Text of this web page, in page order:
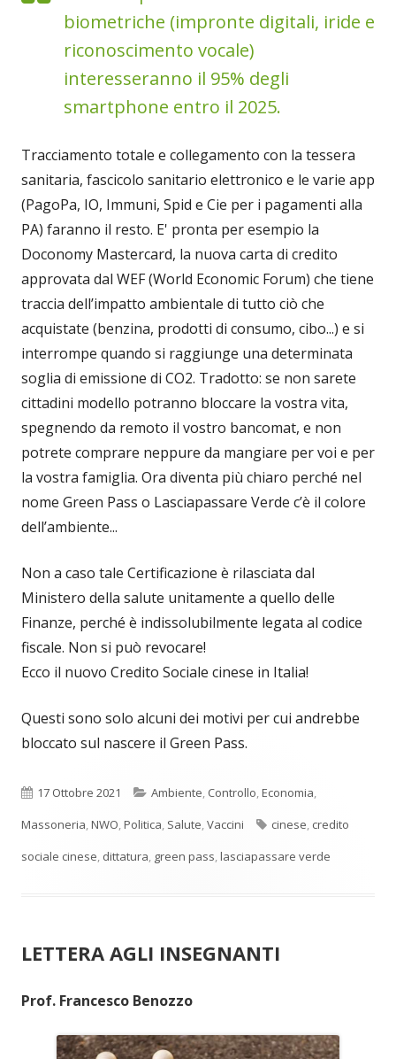
biometriche (impronte digitali, iride e
riconoscimento vocale)
interesseranno il 95% degli
smartphone entro il 2025.
Tracciamento totale e collegamento con la tessera
sanitaria, fascicolo sanitario elettronico e le varie app
(PagoPa, IO, Immuni, Spid e Cie per i pagamenti alla
PA) faranno il resto. E' pronta per esempio la
Doconomy Mastercard, la nuova carta di credito
approvata dal WEF (World Economic Forum) che tiene
traccia dell’impatto ambientale di tutto ciò che
acquistate (benzina, prodotti di consumo, cibo...) e si
interrompe quando si raggiunge una determinata
soglia di emissione di CO2. Tradotto: se non sarete
cittadini modello potranno bloccare la vostra vita,
spegnendo da remoto il vostro bancomat, e non
potrete comprare neppure da mangiare per voi e per
la vostra famiglia. Ora diventa più chiaro perché nel
nome Green Pass o Lasciapassare Verde c’è il colore
dell’ambiente...
Non a caso tale Certificazione è rilasciata dal
Ministero della salute unitamente a quello delle
Finanze, perché è indissolubilmente legata al codice
fiscale. Non si può revocare!
Ecco il nuovo Credito Sociale cinese in Italia!
Questi sono solo alcuni dei motivi per cui andrebbe
bloccato sul nascere il Green Pass.
Pubblicato
17 Ottobre 2021 Categorie
Ambiente, Controllo,Economia,
Massoneria,NWO,Politica, Salute,Vaccini Tag
cinese, credito
sociale cinese, dittatura, green pass,lasciapassare verde
LETTERA AGLI INSEGNANTI
Prof. Francesco Benozzo